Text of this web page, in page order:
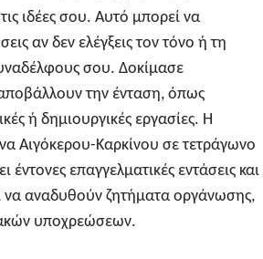
ιδέες σου. Αυτό μπορεί να
αν δεν ελέγξεις τον τόνο ή τη
σου. Δοκίμασε
την ένταση, όπως
ή δημιουργικές εργασίες. Η
Αιγόκερου-Καρκίνου σε τετράγωνο
έντονες επαγγελματικές εντάσεις και
να αναδυθούν ζητήματα οργάνωσης,
υποχρεώσεων.